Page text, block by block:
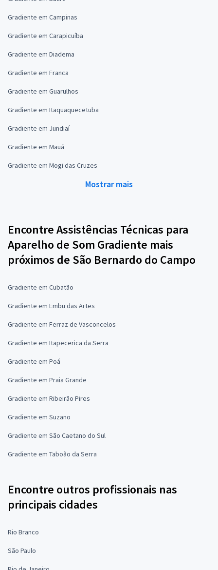
Gradiente em Campinas
Gradiente em Carapicuíba
Gradiente em Diadema
Gradiente em Franca
Gradiente em Guarulhos
Gradiente em Itaquaquecetuba
Gradiente em Jundiaí
Gradiente em Mauá
Gradiente em Mogi das Cruzes
Mostrar mais
Encontre Assistências Técnicas para
Aparelho de Som Gradiente mais
próximos de São Bernardo do Campo
Gradiente em Cubatão
Gradiente em Embu das Artes
Gradiente em Ferraz de Vasconcelos
Gradiente em Itapecerica da Serra
Gradiente em Poá
Gradiente em Praia Grande
Gradiente em Ribeirão Pires
Gradiente em Suzano
Gradiente em São Caetano do Sul
Gradiente em Taboão da Serra
Encontre outros profissionais nas
principais cidades
Rio Branco
São Paulo